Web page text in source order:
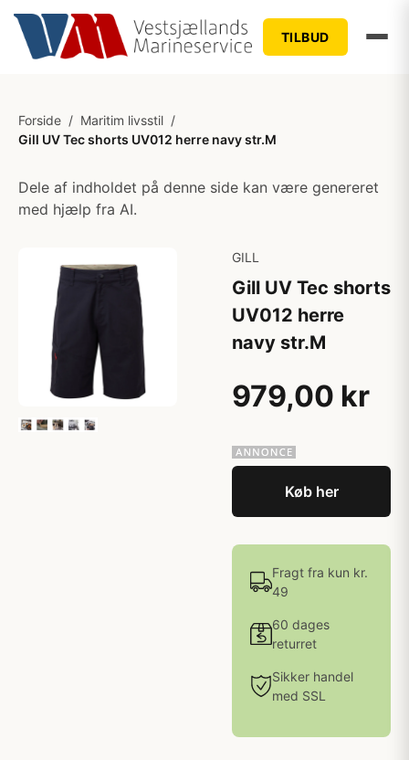
TILBUD
Forside / Maritim livsstil /
Gill UV Tec shorts UV012 herre navy str.M
Dele af indholdet på denne side kan være genereret
med hjælp fra AI.
GILL
Gill UV Tec shorts
UV012 herre
navy str.M
979,00 kr
Køb her
Fragt fra kun kr.
49
60 dages
returret
Sikker handel
med SSL